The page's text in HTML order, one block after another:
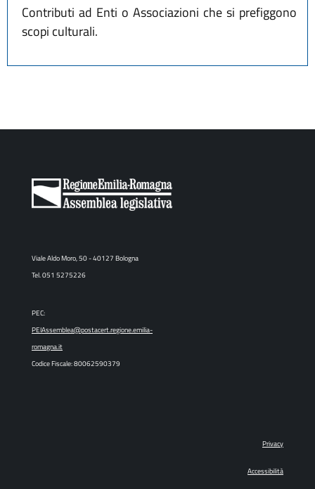
Contributi ad Enti o Associazioni che si prefiggono
scopi culturali.
Viale Aldo Moro, 50 - 40127 Bologna
Tel. 051 5275226
PEC:
PEIAssemblea@postacert.regione.emilia-
romagna.it
Codice Fiscale: 80062590379
Privacy
Accessibilità